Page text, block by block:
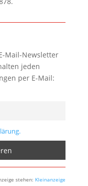
Mail-Newsletter
jeden
per E-Mail:
stehen: Kleinanzeige